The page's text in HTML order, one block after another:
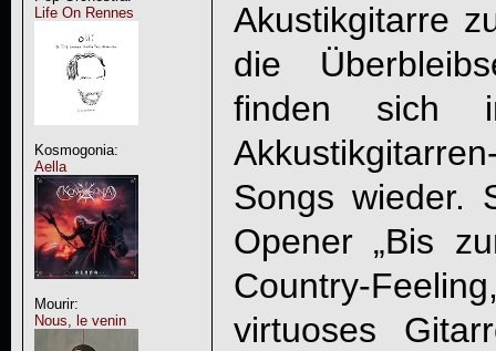
Life On Rennes
Kosmogonia:
Aella
Mourir:
Nous, le venin
Akustikgitarre
die
finden sich
Songs wieder.
Opener „Bis
Country-
virtuoses